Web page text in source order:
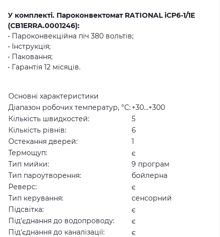
У комплекті. Пароконвектомат RATIONAL iCP6-1/1E
(CB1ERRA.0001246):
• Пароконвекційна піч 380 вольтів;
• Інструкція;
• Паковання;
• Гарантія 12 місяців.
Діапазон робочих температур, °C: +30…+300
Кількість швидкостей:
5
Кількість рівнів:
6
Остекання дверей:
1
Термощуп:
є
Тип мийки:
9 програм
Тип пароутворення:
бойлерна
Реверс:
є
Тип керування:
сенсорний
Підсвітка:
є
Під'єднання до водопроводу:
є
Під'єднання до каналізації:
є
Основні характеристики